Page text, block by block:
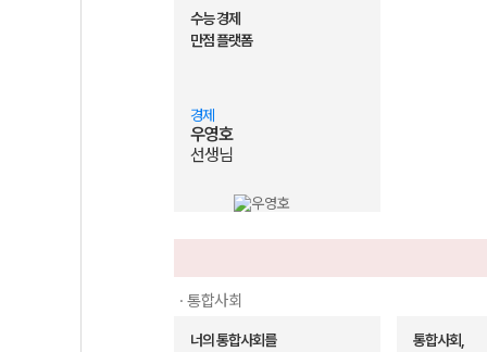
수능 경제
만점 플랫폼
경제
우영호
선생님
· 통합사회
너의 통합사회를
통합사회,